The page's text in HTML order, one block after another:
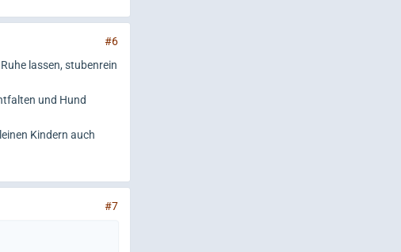
#6
lassen, stubenrein
und Hund
Kindern auch
#7